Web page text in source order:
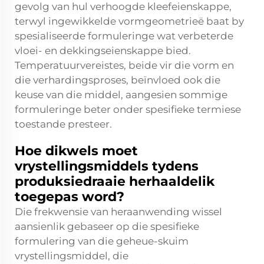
gevolg van hul verhoogde kleefeienskappe,
terwyl ingewikkelde vormgeometrieë baat by
spesialiseerde formuleringe wat verbeterde
vloei- en dekkingseienskappe bied.
Temperatuurvereistes, beide vir die vorm en
die verhardingsproses, beïnvloed ook die
keuse van die middel, aangesien sommige
formuleringe beter onder spesifieke termiese
toestande presteer.
Hoe dikwels moet
vrystellingsmiddels tydens
produksiedraaie herhaaldelik
toegepas word?
Die frekwensie van heraanwending wissel
aansienlik gebaseer op die spesifieke
formulering van die geheue-skuim
vrystellingsmiddel, die